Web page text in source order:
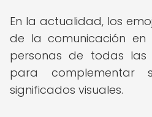
En la actualidad, los
de la comunicación en
personas de todas las
para complementar
significados visuales.